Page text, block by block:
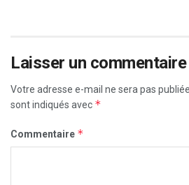
Laisser un commentaire
Votre adresse e-mail ne sera pas publiée.
sont indiqués avec *
Commentaire *